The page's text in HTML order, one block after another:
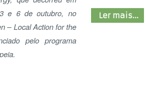
-
Primeiro Training